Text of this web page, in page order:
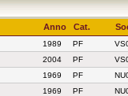
Anno Cat.
1989 PF
2004 PF
1969 PF
1969 PF